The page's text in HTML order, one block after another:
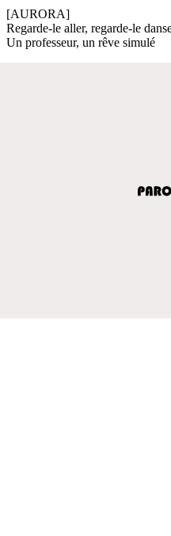
[AURORA]
Regarde-le aller, regarde-le
Un professeur, un rêve simulé